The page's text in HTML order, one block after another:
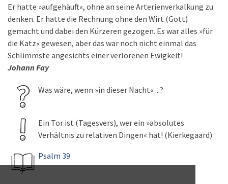
Er hatte »aufgehäuft«, ohne an seine Arterienverkalkung zu
denken. Er hatte die Rechnung ohne den Wirt (Gott)
gemacht und dabei den Kürzeren gezogen. Es war alles »für
die Katz« gewesen, aber das war noch nicht einmal das
Schlimmste angesichts einer verlorenen Ewigkeit!
Johann Fay
Was wäre, wenn »in dieser Nacht« ...?
Ein Tor ist (Tagesvers), wer ein »absolutes
Verhältnis zu relativen Dingen« hat! (Kierkegaard)
Psalm 39